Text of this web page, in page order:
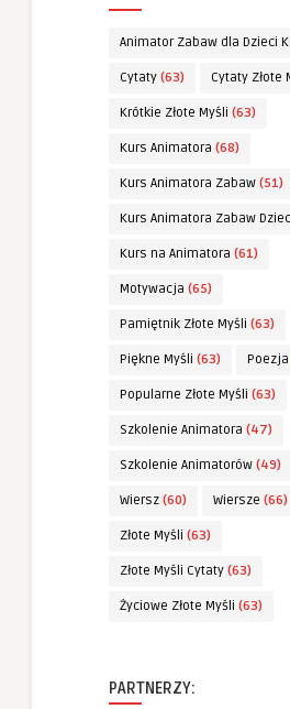
Animator Zabaw dla Dzieci
Cytaty (63) Cytaty Złote
Krótkie Złote Myśli (63)
Kurs Animatora (68)
Kurs Animatora Zabaw (51)
Kurs Animatora Zabaw
Kurs na Animatora (61)
Motywacja (65)
Pamiętnik Złote Myśli (63)
Piękne Myśli (63) Poezja
Popularne Złote Myśli (63)
Szkolenie Animatora (47)
Szkolenie Animatorów (49)
Wiersz (60) Wiersze (66)
Złote Myśli (63)
Złote Myśli Cytaty (63)
Życiowe Złote Myśli (63)
PARTNERZY: